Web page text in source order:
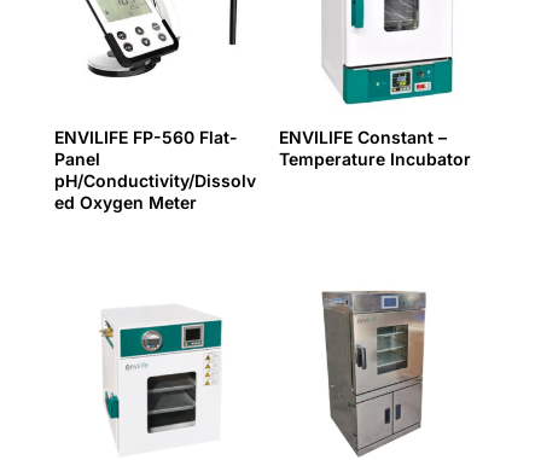
ENVILIFE FP-560 Flat-
Panel
pH/Conductivity/Dissolv
ed Oxygen Meter
ENVILIFE Constant –
Temperature Incubator